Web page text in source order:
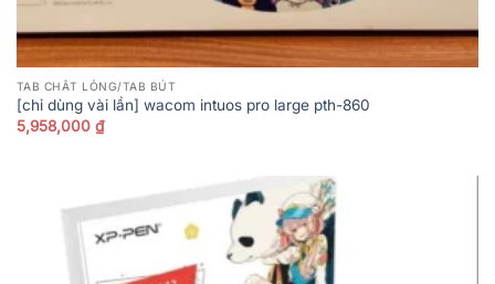
TAB CHẤT LỎNG/TAB BÚT
[chỉ dùng vài lần] wacom intuos pro large pth-860
5,958,000 ₫